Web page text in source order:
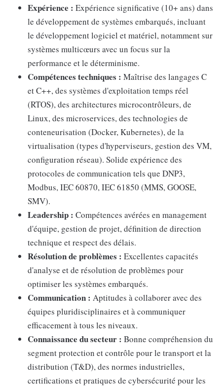
Expérience : Expérience significative (10+ ans) dans
le développement de systèmes embarqués, incluant
le développement logiciel et matériel, notamment sur
systèmes multicœurs avec un focus sur la
performance et le déterminisme.
Compétences techniques : Maîtrise des langages C
et C++, des systèmes d'exploitation temps réel
(RTOS), des architectures microcontrôleurs, de
Linux, des microservices, des technologies de
conteneurisation (Docker, Kubernetes), de la
virtualisation (types d'hyperviseurs, gestion des VM,
configuration réseau). Solide expérience des
protocoles de communication tels que DNP3,
Modbus, IEC 60870, IEC 61850 (MMS, GOOSE,
SMV).
Leadership : Compétences avérées en management
d'équipe, gestion de projet, définition de direction
technique et respect des délais.
Résolution de problèmes : Excellentes capacités
d'analyse et de résolution de problèmes pour
optimiser les systèmes embarqués.
Communication : Aptitudes à collaborer avec des
équipes pluridisciplinaires et à communiquer
efficacement à tous les niveaux.
Connaissance du secteur : Bonne compréhension du
segment protection et contrôle pour le transport et la
distribution (T&D), des normes industrielles,
certifications et pratiques de cybersécurité pour les